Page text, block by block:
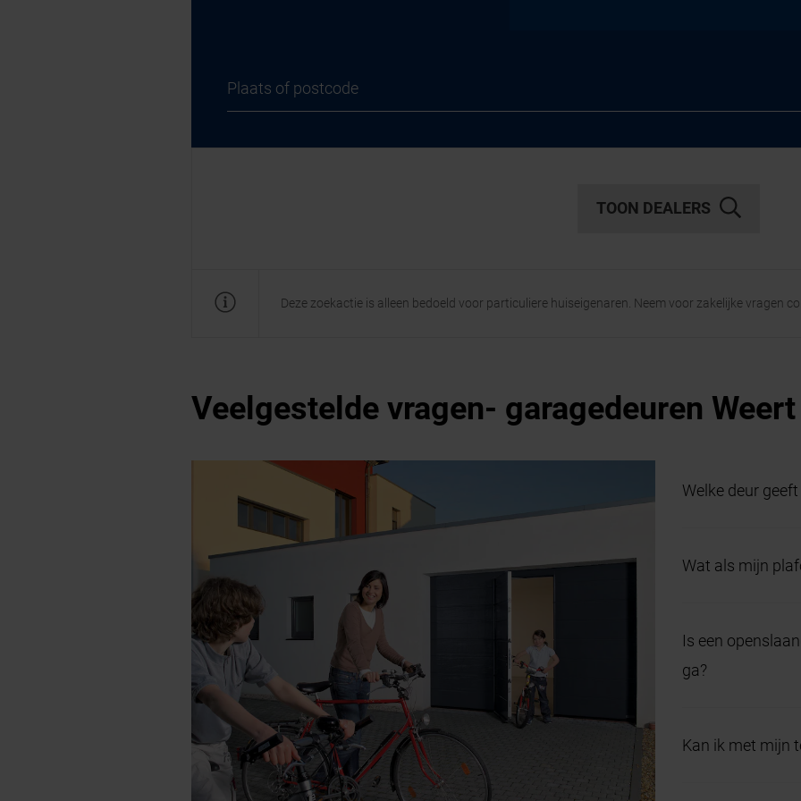
TOON DEALERS
Deze zoekactie is alleen bedoeld voor particuliere huiseigenaren. Neem voor zakelijke vragen
Veelgestelde vragen- garagedeuren Weert
Welke deur
beperkt.
Wat als mijn
inbouwhoogte
Is een
ga?
Kan ik met mijn